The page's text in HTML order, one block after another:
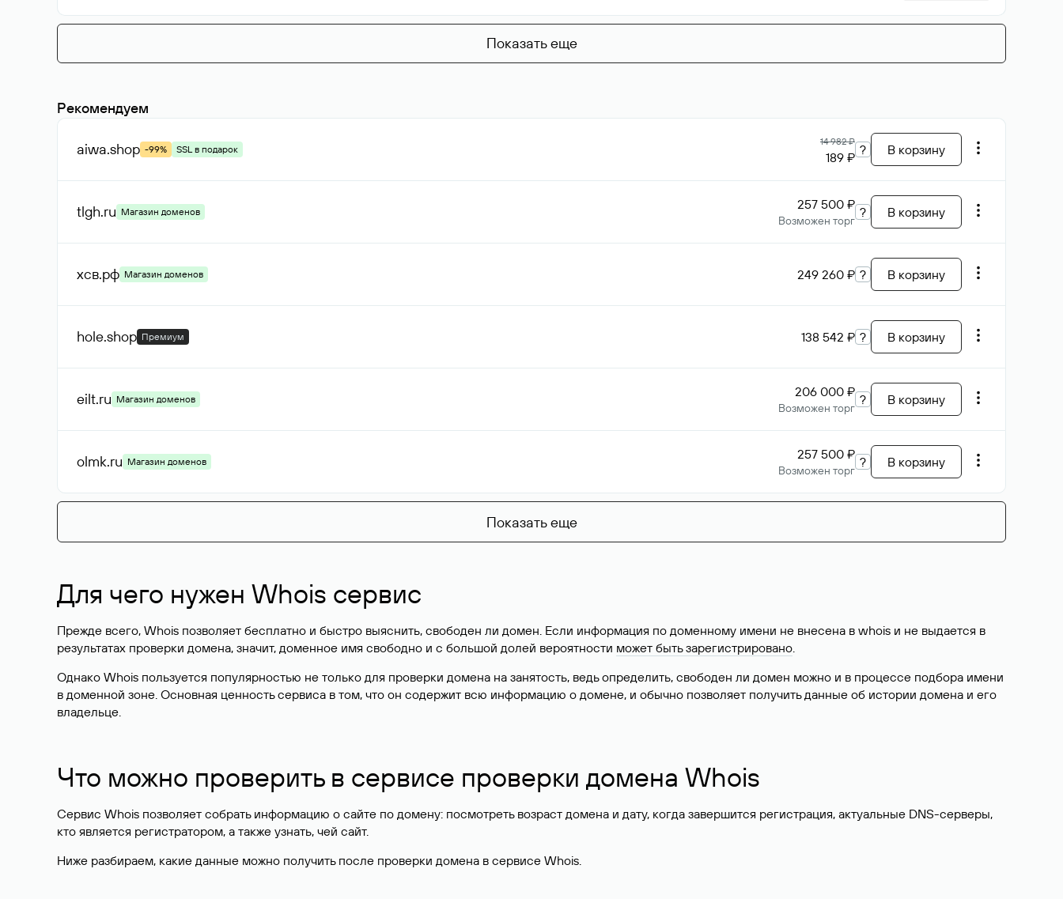
Показать еще
Рекомендуем
aiwa.shop -99% SSL в подарок
14 982 ₽
189 ₽ ? В корзину
tlgh.ru Магазин доменов 257 500 ₽
Возможен торг
? В корзину
хсв.рф Магазин доменов 249 260 ₽ ? В корзину
hole.shop Премиум 138 542 ₽ ? В корзину
eilt.ru Магазин доменов 206 000 ₽
Возможен торг
? В корзину
olmk.ru Магазин доменов 257 500 ₽
Возможен торг
? В корзину
Показать еще
Для чего нужен Whois сервис
Прежде всего, Whois позволяет бесплатно и быстро выяснить, свободен ли домен. Если информация по доменному имени не внесена в whois и не выдается в
результатах проверки домена, значит, доменное имя свободно и с большой долей вероятности может быть зарегистрировано.
Однако Whois пользуется популярностью не только для проверки домена на занятость, ведь определить, свободен ли домен можно и в процессе подбора имени
в доменной зоне. Основная ценность сервиса в том, что он содержит всю информацию о домене, и обычно позволяет получить данные об истории домена и его
владельце.
Что можно проверить в сервисе проверки домена Whois
Сервис Whois позволяет собрать информацию о сайте по домену: посмотреть возраст домена и дату, когда завершится регистрация, актуальные DNS-серверы,
кто является регистратором, а также узнать, чей сайт.
Ниже разбираем, какие данные можно получить после проверки домена в сервисе Whois.